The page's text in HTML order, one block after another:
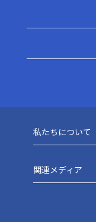
私たちについて
関連メディア